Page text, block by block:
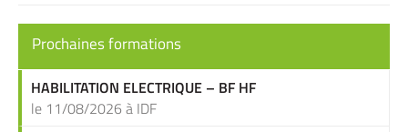
Prochaines formations
HABILITATION ELECTRIQUE – BF HF
le 11/08/2026 à IDF